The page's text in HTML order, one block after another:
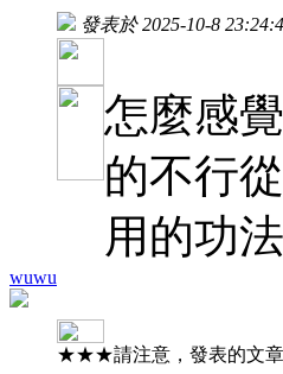
wuwu
發表於 2025-10-8
怎麼感
的不行
用的功
★★★請注意，發表的文